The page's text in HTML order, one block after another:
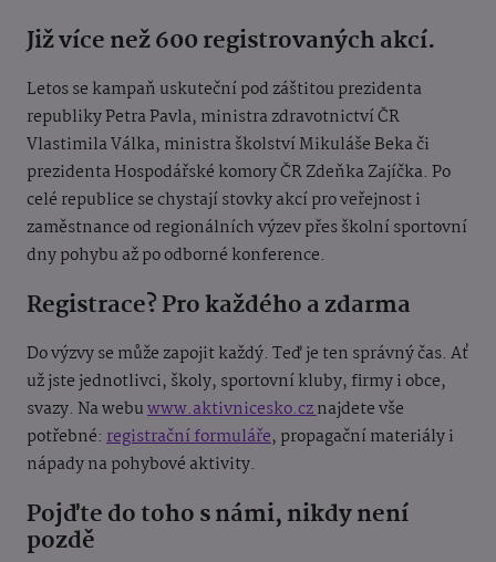
Již více než 600 registrovaných akcí.
Letos se kampaň uskuteční pod záštitou prezidenta
republiky Petra Pavla, ministra zdravotnictví ČR
Vlastimila Válka, ministra školství Mikuláše Beka či
prezidenta Hospodářské komory ČR Zdeňka Zajíčka. Po
celé republice se chystají stovky akcí pro veřejnost i
zaměstnance od regionálních výzev přes školní sportovní
dny pohybu až po odborné konference.
Registrace? Pro každého a zdarma
Do výzvy se může zapojit každý. Teď je ten správný čas. Ať
už jste jednotlivci, školy, sportovní kluby, firmy i obce,
svazy. Na webuwww.aktivnicesko.cznajdete vše
potřebné: registrační formuláře, propagační materiály i
nápady na pohybové aktivity.
Pojďte do toho s námi, nikdy není
pozdě